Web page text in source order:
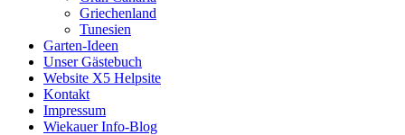
Griechenland
Tunesien
Garten-Ideen
Unser Gästebuch
Website X5 Helpsite
Kontakt
Impressum
Wiekauer Info-Blog